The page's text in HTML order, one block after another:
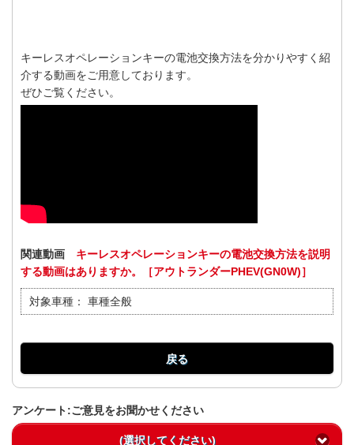
キーレスオペレーションキーの電池交換方法を分かりやすく紹
介する動画をご用意しております。
ぜひご覧ください。
関連動画 キーレスオペレーションキーの電池交換方法を説明
する動画はありますか。［アウトランダーPHEV(GN0W)］
対象車種： 車種全般
戻る
アンケート:ご意見をお聞かせください
(選択してください)